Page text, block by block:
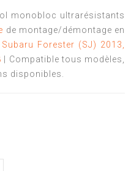
monobloc ultrarésistants
de montage/démontage en
Subaru Forester (SJ) 2013,
| Compatible tous modèles,
disponibles.